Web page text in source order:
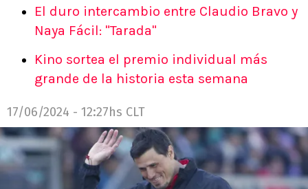
El duro intercambio entre Claudio Bravo y
Naya Fácil: "Tarada"
Kino sortea el premio individual más
grande de la historia esta semana
17/06/2024 - 12:27hs CLT